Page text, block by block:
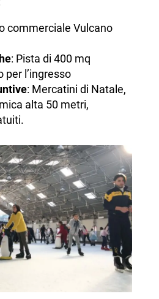
commerciale Vulcano
: Pista di 400 mq
per l’ingresso
: Mercatini di Natale,
alta 50 metri,